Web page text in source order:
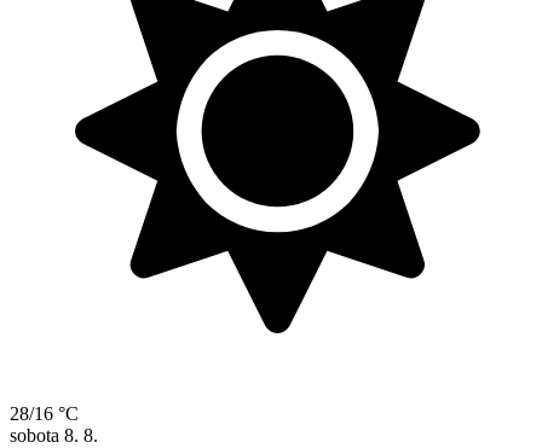
28/16 °C
sobota 8. 8.